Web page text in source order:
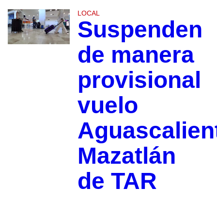
LOCAL
Suspenden
de manera
provisional
vuelo
Mazatlán
de TAR